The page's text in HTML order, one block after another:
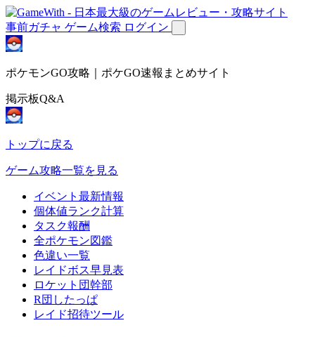
事前ガチャ ゲーム検索 ログイン
ポケモンGO攻略｜ポケGO速報まとめサイト
掲示板Q&A
トップに戻る
ゲーム攻略一覧を見る
イベント最新情報
個体値ランク計算
タスク報酬
全ポケモン図鑑
色違い一覧
レイドボス早見表
ロケット団幹部
R団したっぱ
レイド招待ツール